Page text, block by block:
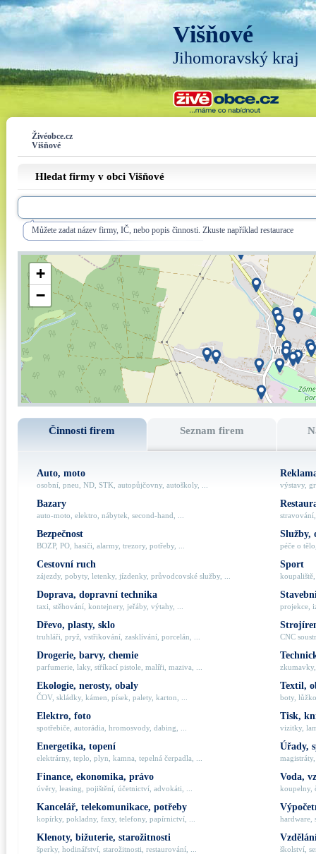
Višňové
Jihomoravský kraj
Živéobce.cz
Višňové
Hledat firmy v obci Višňové
Můžete zadat název firmy, IČ, nebo popis činnosti. Zkuste například restaurace
+
−
Činnosti firem Seznam firem
Auto, moto
osobní, pneu, ND, STK, autopůjčovny, autoškoly, ...
Bazary
auto-moto, elektro, nábytek, second-hand, ...
Bezpečnost
BOZP, PO, hasiči, alarmy, trezory, potřeby, ...
Cestovní ruch
zájezdy, pobyty, letenky, jízdenky, průvodcovské služby, ...
Doprava, dopravní technika
taxi, stěhování, kontejnery, jeřáby, výtahy, ...
Dřevo, plasty, sklo
truhláři, pryž, vstřikování, zasklívání, porcelán, ...
Drogerie, barvy, chemie
parfumerie, laky, stříkací pistole, malíři, maziva, ...
Ekologie, nerosty, obaly
ČOV, skládky, kámen, písek, palety, karton, ...
Elektro, foto
spotřebiče, autorádia, hromosvody, dabing, ...
Energetika, topení
elektrárny, teplo, plyn, kamna, tepelná čerpadla, ...
Finance, ekonomika, právo
úvěry, leasing, pojištění, účetnictví, advokáti, ...
Kancelář, telekomunikace, potřeby
kopírky, pokladny, faxy, telefony, papírnictví, ...
Klenoty, bižuterie, starožitnosti
šperky, hodinářství, starožitnosti, restaurování, ...
výstavy,
Služby,
péče o
Sport
projekce,
CNC
Textil,
boty,
Tisk,
vizitky,
Úřady,
Voda,
koupelny,
hardware,
školství,